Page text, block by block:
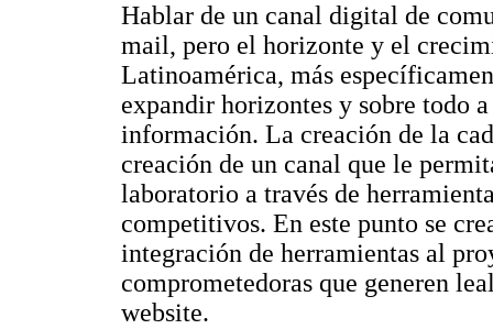
Hablar de un canal digital de
mail, pero el horizonte y el
Latinoamérica, más
expandir horizontes y sobre todo
información. La creación de la
creación de un canal que le
laboratorio a través de
competitivos. En este punto se
integración de herramientas al
comprometedoras que generen
website.